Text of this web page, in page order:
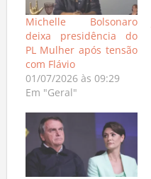
Michelle Bolsonaro
deixa presidência do
PL Mulher após tensão
com Flávio
01/07/2026 às 09:29
Em "Geral"